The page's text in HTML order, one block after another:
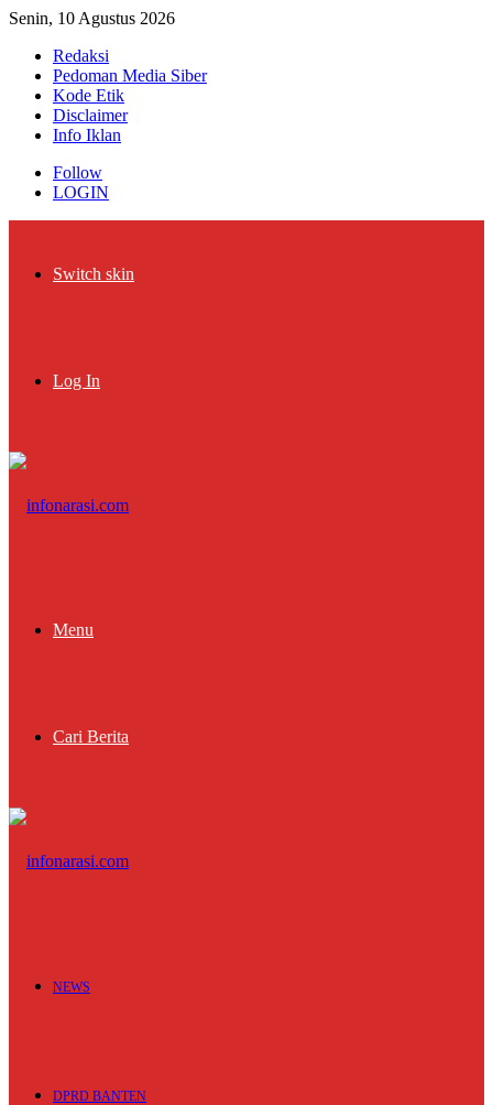
Senin, 10 Agustus 2026
Redaksi
Pedoman Media Siber
Kode Etik
Disclaimer
Info Iklan
Follow
LOGIN
Switch skin
Log In
Menu
Cari Berita
NEWS
DPRD BANTEN